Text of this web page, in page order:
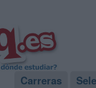
Carreras